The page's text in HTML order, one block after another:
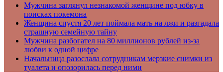
Мужчина заглянул незнакомой женщине под юбку в
поисках покемона
Женщина спустя 20 лет поймала мать на лжи и разгадала
страшную семейную тайну
Мужчина разбогател на 80 миллионов рублей из-за
любви к одной цифре
Начальница разослала сотрудникам мерзкие снимки из
туалета и опозорилась перед ними